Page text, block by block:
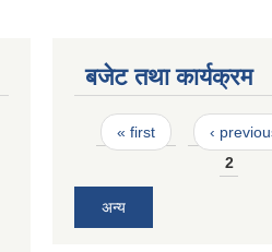
बजेट तथा कार्यक्रम
Pages
« first ‹
2
अन्य